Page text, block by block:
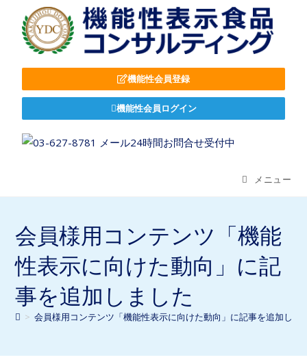
機能性会員登録
機能性会員ログイン
メニュー
会員様用コンテンツ「機能
性表示に向けた動向」に記
事を追加しました
> 会員様用コンテンツ「機能性表示に向けた動向」に記事を追加しま